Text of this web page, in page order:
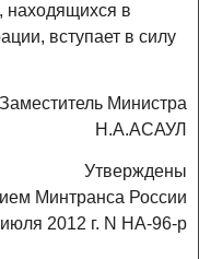
находящихся в
вступает в силу
Заместитель Министра
Н.А.АСАУЛ
Утверждены
Минтранса России
2012 г. N НА-96-р